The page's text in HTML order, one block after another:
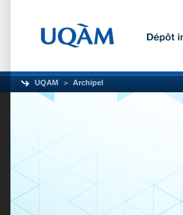
UQAM Archipel